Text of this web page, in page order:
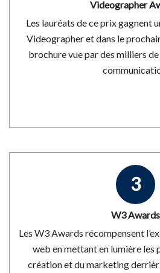
Videographer
Les lauréats de ce prix gagnent
Videographer et dans le
brochure vue par des milliers
3
W3 Awards
Les W3 Awards récompensent
web en mettant en lumière les
création et du marketing